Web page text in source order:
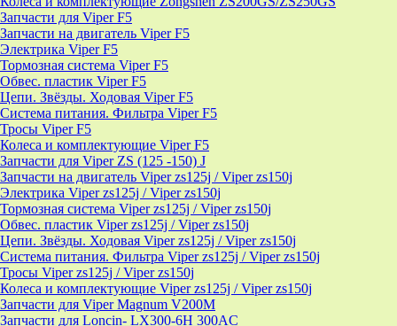
Запчасти для Viper F5
Запчасти на двигатель Viper F5
Электрика Viper F5
Тормозная система Viper F5
Обвес. пластик Viper F5
Цепи. Звёзды. Ходовая Viper F5
Система питания. Фильтра Viper F5
Тросы Viper F5
Колеса и комплектующие Viper F5
Запчасти для Viper ZS (125 -150) J
Запчасти на двигатель Viper zs125j / Viper zs150j
Электрика Viper zs125j / Viper zs150j
Тормозная система Viper zs125j / Viper zs150j
Обвес. пластик Viper zs125j / Viper zs150j
Цепи. Звёзды. Ходовая Viper zs125j / Viper zs150j
Система питания. Фильтра Viper zs125j / Viper zs150j
Тросы Viper zs125j / Viper zs150j
Колеса и комплектующие Viper zs125j / Viper zs150j
Запчасти для Viper Magnum V200M
Запчасти для Loncin- LX300-6H 300AC